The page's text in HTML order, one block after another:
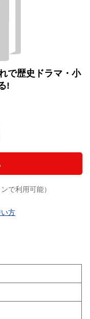
で歴史ドラマ・小
!
で利用可能）
方